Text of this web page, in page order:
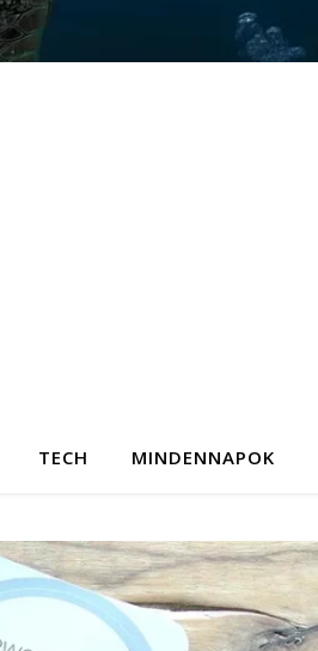
TECH MINDENNAPOK